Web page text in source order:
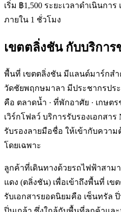
เริ่ม ฿1,500 ระยะเวลาดำเนินการ
ภายใน 1 ชั่วโมง
เขตตลิ่งชันกับบริการ
พื้นที่ เขตตลิ่งชัน มีแลนด์มาร์กส
วัดชัยพฤกษมาลา มีประชากรปร
คือ ตลาดน้ำ · ที่พักอาศัย · เกษต
เวิร์กโฟลว์ บริการรับรองเอกสาร
รับรองลายมือชื่อ ให้เข้ากับควา
โดยเฉพาะ
ลูกค้าที่เดินทางด้วยรถไฟฟ้าสาม
แดง (ตลิ่งชัน) เพื่อเข้าถึงพื้นที่ เข
รับเอกสารยอดนิยมคือ เซ็นทรัล ปิ่